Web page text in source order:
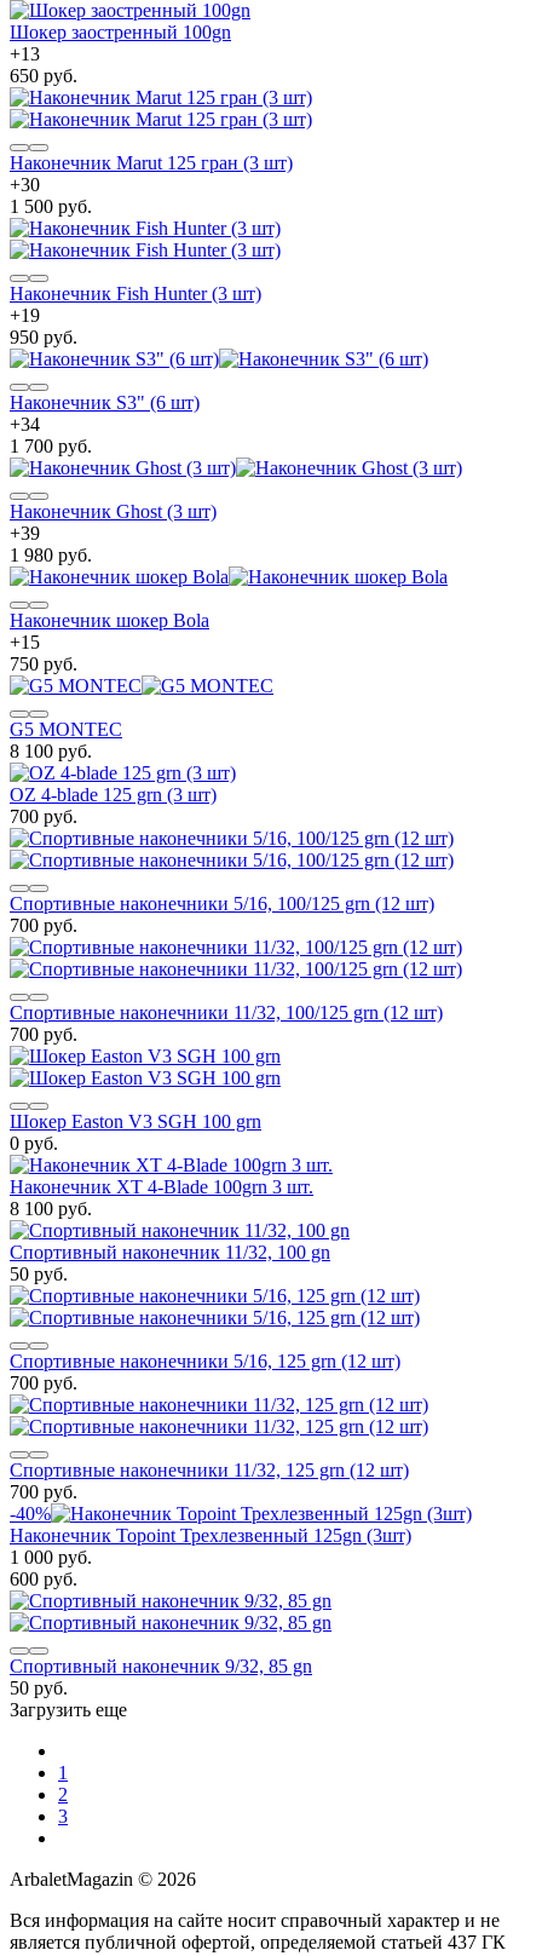
Шокер заостренный 100gn
+13
650 руб.
Наконечник Marut 125 гран (3 шт)
+30
1 500 руб.
Наконечник Fish Hunter (3 шт)
+19
950 руб.
Наконечник S3" (6 шт)
+34
1 700 руб.
Наконечник Ghost (3 шт)
+39
1 980 руб.
Наконечник шокер Bola
+15
750 руб.
G5 MONTEC
8 100 руб.
OZ 4-blade 125 grn (3 шт)
700 руб.
Спортивные наконечники 5/16, 100/125 grn (12 шт)
700 руб.
Спортивные наконечники 11/32, 100/125 grn (12 шт)
700 руб.
Шокер Easton V3 SGH 100 grn
0 руб.
Наконечник XT 4-Blade 100grn 3 шт.
8 100 руб.
Спортивный наконечник 11/32, 100 gn
50 руб.
Спортивные наконечники 5/16, 125 grn (12 шт)
700 руб.
Спортивные наконечники 11/32, 125 grn (12 шт)
700 руб.
-40%
Наконечник Topoint Трехлезвенный 125gn (3шт)
1 000 руб.
600 руб.
Спортивный наконечник 9/32, 85 gn
50 руб.
Загрузить еще
1
2
3
ArbaletMagazin © 2026
Вся информация на сайте носит справочный характер и не
является публичной офертой, определяемой статьей 437 ГК